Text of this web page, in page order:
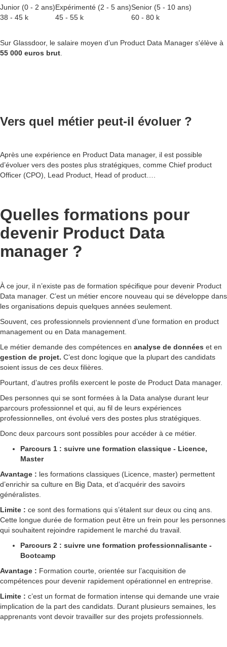
Junior (0 - 2 ans)Expérimenté (2 - 5 ans)Senior (5 - 10 ans)
38 - 45 k
45 - 55 k 60 - 80 k
Sur Glassdoor, le salaire moyen d’un Product Data Manager s'élève à
55 000 euros brut
Vers quel métier peut-il évoluer ?
Après une expérience en Product Data manager, il est possible
d’évoluer vers des postes plus stratégiques, comme Chief product
Officer (CPO), Lead Product, Head of product….
Quelles formations pour
devenir Product Data
manager ?
À ce jour, il n’existe pas de formation spécifique pour devenir Product
Data manager. C’est un métier encore nouveau qui se développe dans
les organisations depuis quelques années seulement.
Souvent, ces professionnels proviennent d’une formation en product
management ou en Data management.
Le métier demande des compétences en analyse de données et en
gestion de projet. C’est donc logique que la plupart des candidats
soient issus de ces deux filières.
Pourtant, d’autres profils exercent le poste de Product Data manager.
Des personnes qui se sont formées à la Data analyse durant leur
parcours professionnel et qui, au fil de leurs expériences
professionnelles, ont évolué vers des postes plus stratégiques.
Donc deux parcours sont possibles pour accéder à ce métier.
Parcours 1 : suivre une formation classique - Licence,
Master
Avantage : les formations classiques (Licence, master) permettent
d’enrichir sa culture en Big Data, et d’acquérir des savoirs
généralistes.
Limite : ce sont des formations qui s’étalent sur deux ou cinq ans.
Cette longue durée de formation peut être un frein pour les personnes
qui souhaitent rejoindre rapidement le marché du travail.
Parcours 2 : suivre une formation professionnalisante -
Bootcamp
Avantage : Formation courte, orientée sur l’acquisition de
compétences pour devenir rapidement opérationnel en entreprise.
Limite : c’est un format de formation intense qui demande une vraie
implication de la part des candidats. Durant plusieurs semaines, les
apprenants vont devoir travailler sur des projets professionnels.